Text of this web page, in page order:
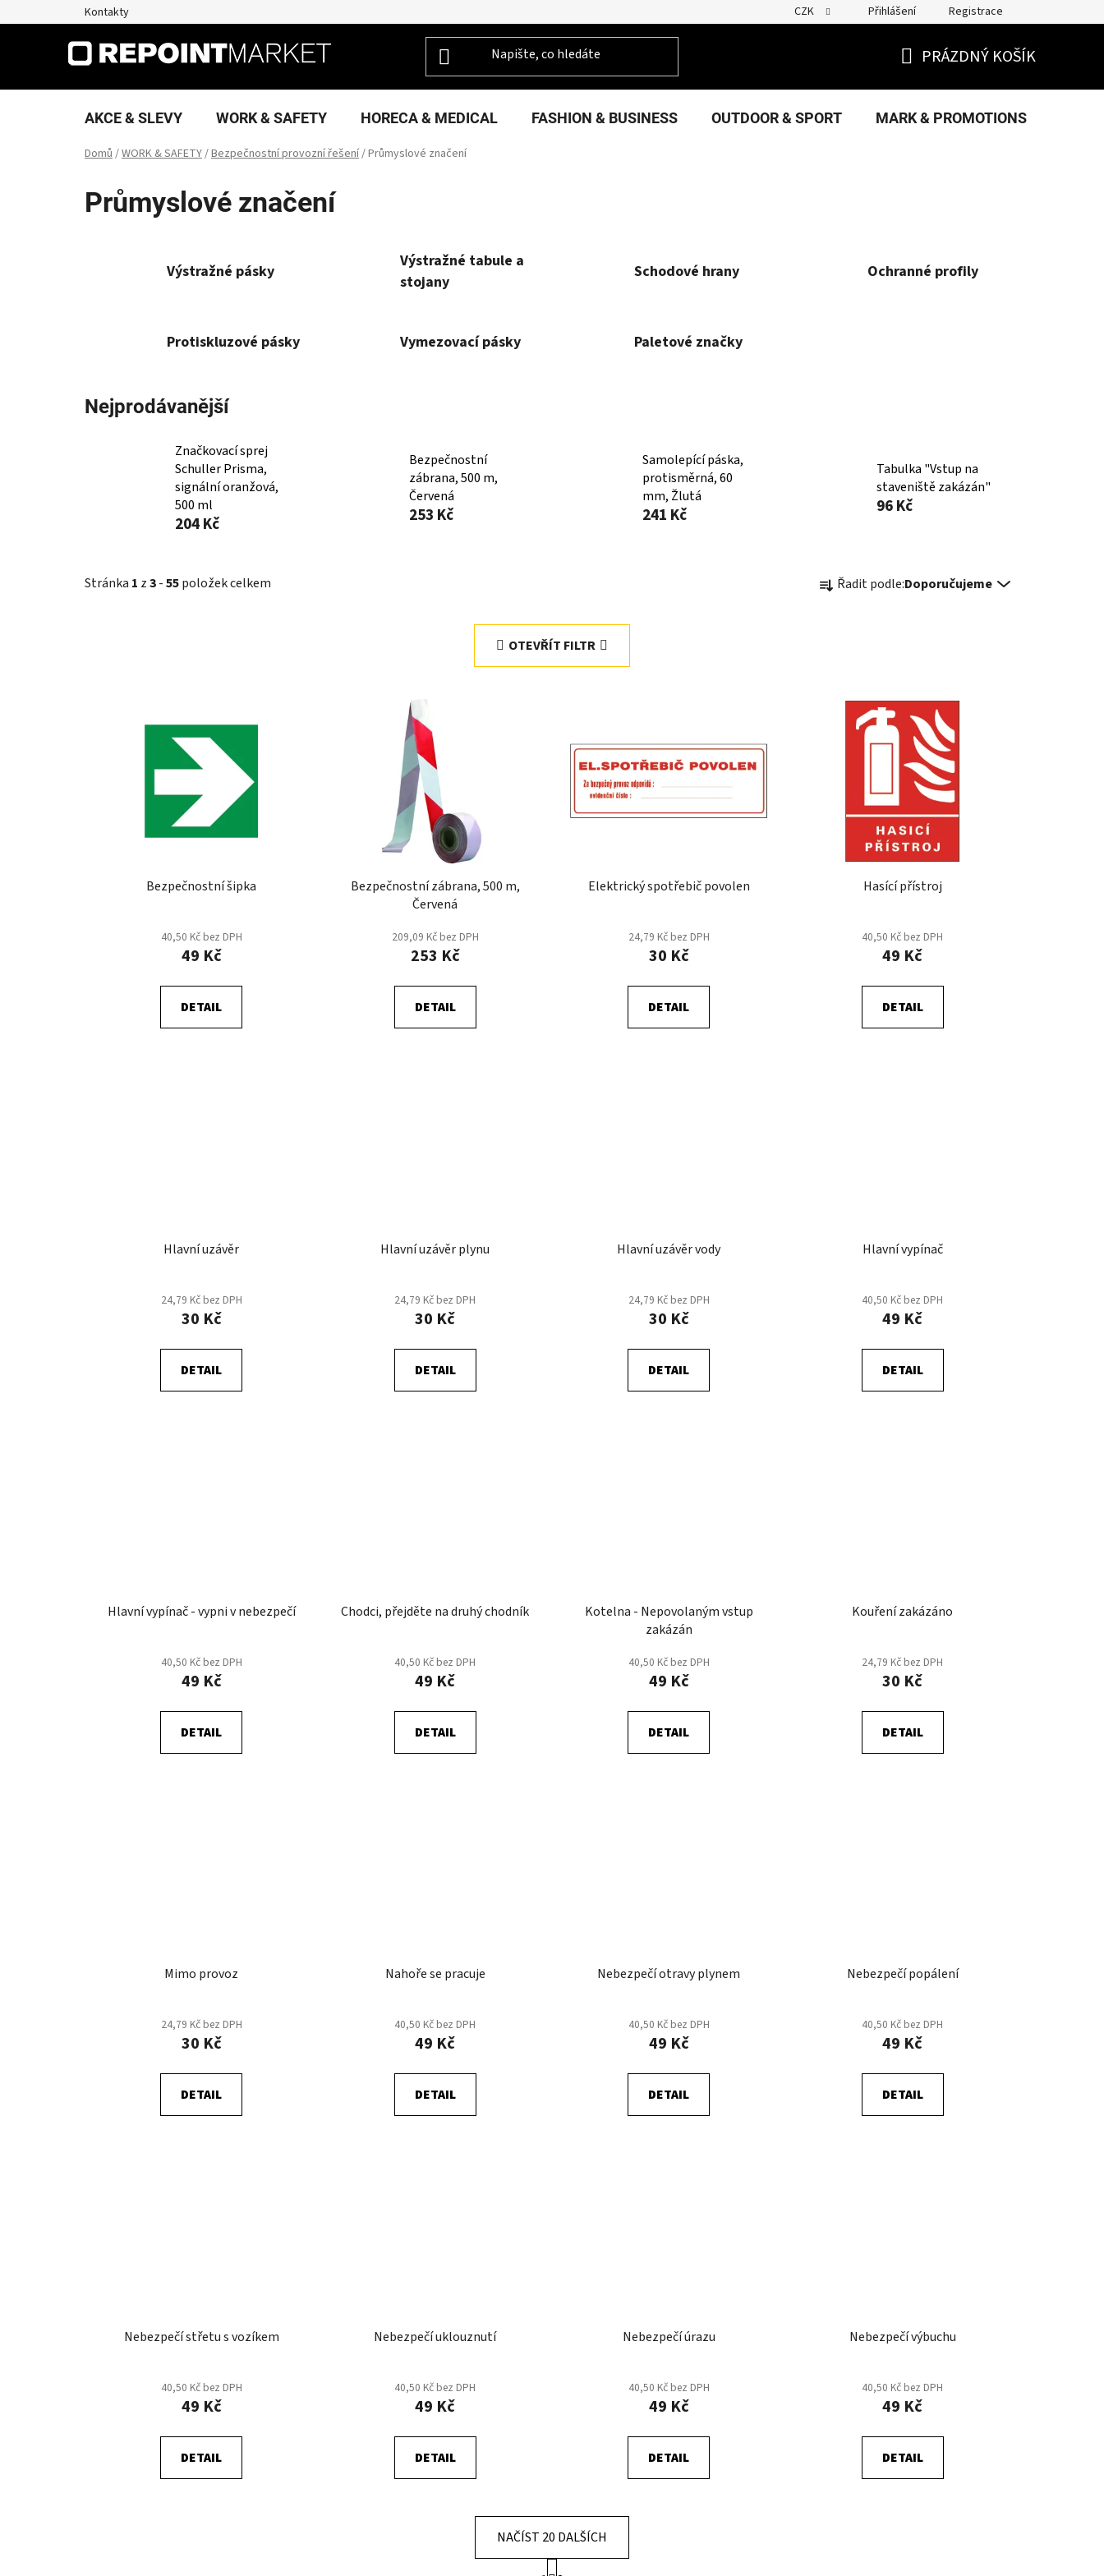
na
Kontakty CZK Přihlášení Registrace
KOŠÍK
PRÁZDNÝ KOŠÍK
AKCE & SLEVY WORK & SAFETY HORECA & MEDICAL FASHION & BUSINESS OUTDOOR & SPORT MARK & PROMOTIONS
Domů/WORK & SAFETY/Bezpečnostní provozní řešení/Průmyslové značení
Průmyslové značení
Výstražné pásky
Výstražné tabule a
stojany
Schodové hrany Ochranné profily
Protiskluzové pásky Vymezovací pásky Paletové značky
Nejprodávanější
Značkovací sprej
Schuller Prisma,
signální oranžová,
500 ml
204 Kč
Bezpečnostní
zábrana, 500 m,
Červená
253 Kč
Samolepící páska,
protisměrná, 60
mm, Žlutá
241 Kč
Tabulka "Vstup na
staveniště zakázán"
96 Kč
Stránka 1 z3-55položek celkem
a Řadit podle:Doporučujeme
OTEVŘÍT FILTR
Bezpečnostní šipka
40,50 Kč bez DPH
49 Kč
DETAIL
Bezpečnostní zábrana, 500 m,
Červená
209,09 Kč bez DPH
253 Kč
DETAIL
Elektrický spotřebič povolen
24,79 Kč bez DPH
30 Kč
DETAIL
Hasící přístroj
40,50 Kč bez DPH
49 Kč
DETAIL
Hlavní uzávěr
24,79 Kč bez DPH
30 Kč
DETAIL
Hlavní uzávěr plynu
24,79 Kč bez DPH
30 Kč
DETAIL
Hlavní uzávěr vody
24,79 Kč bez DPH
30 Kč
DETAIL
Hlavní vypínač
40,50 Kč bez DPH
49 Kč
DETAIL
Hlavní vypínač - vypni v nebezpečí
40,50 Kč bez DPH
49 Kč
DETAIL
Chodci, přejděte na druhý chodník
40,50 Kč bez DPH
49 Kč
DETAIL
Kotelna - Nepovolaným vstup
zakázán
40,50 Kč bez DPH
49 Kč
DETAIL
Kouření zakázáno
24,79 Kč bez DPH
30 Kč
DETAIL
Mimo provoz
24,79 Kč bez DPH
30 Kč
DETAIL
Nahoře se pracuje
40,50 Kč bez DPH
49 Kč
DETAIL
Nebezpečí otravy plynem
40,50 Kč bez DPH
49 Kč
DETAIL
Nebezpečí popálení
40,50 Kč bez DPH
49 Kč
DETAIL
Nebezpečí střetu s vozíkem
40,50 Kč bez DPH
49 Kč
DETAIL
Nebezpečí uklouznutí
40,50 Kč bez DPH
49 Kč
DETAIL
Nebezpečí úrazu
40,50 Kč bez DPH
49 Kč
DETAIL
Nebezpečí výbuchu
40,50 Kč bez DPH
49 Kč
DETAIL
NAČÍST 20 DALŠÍCH
S